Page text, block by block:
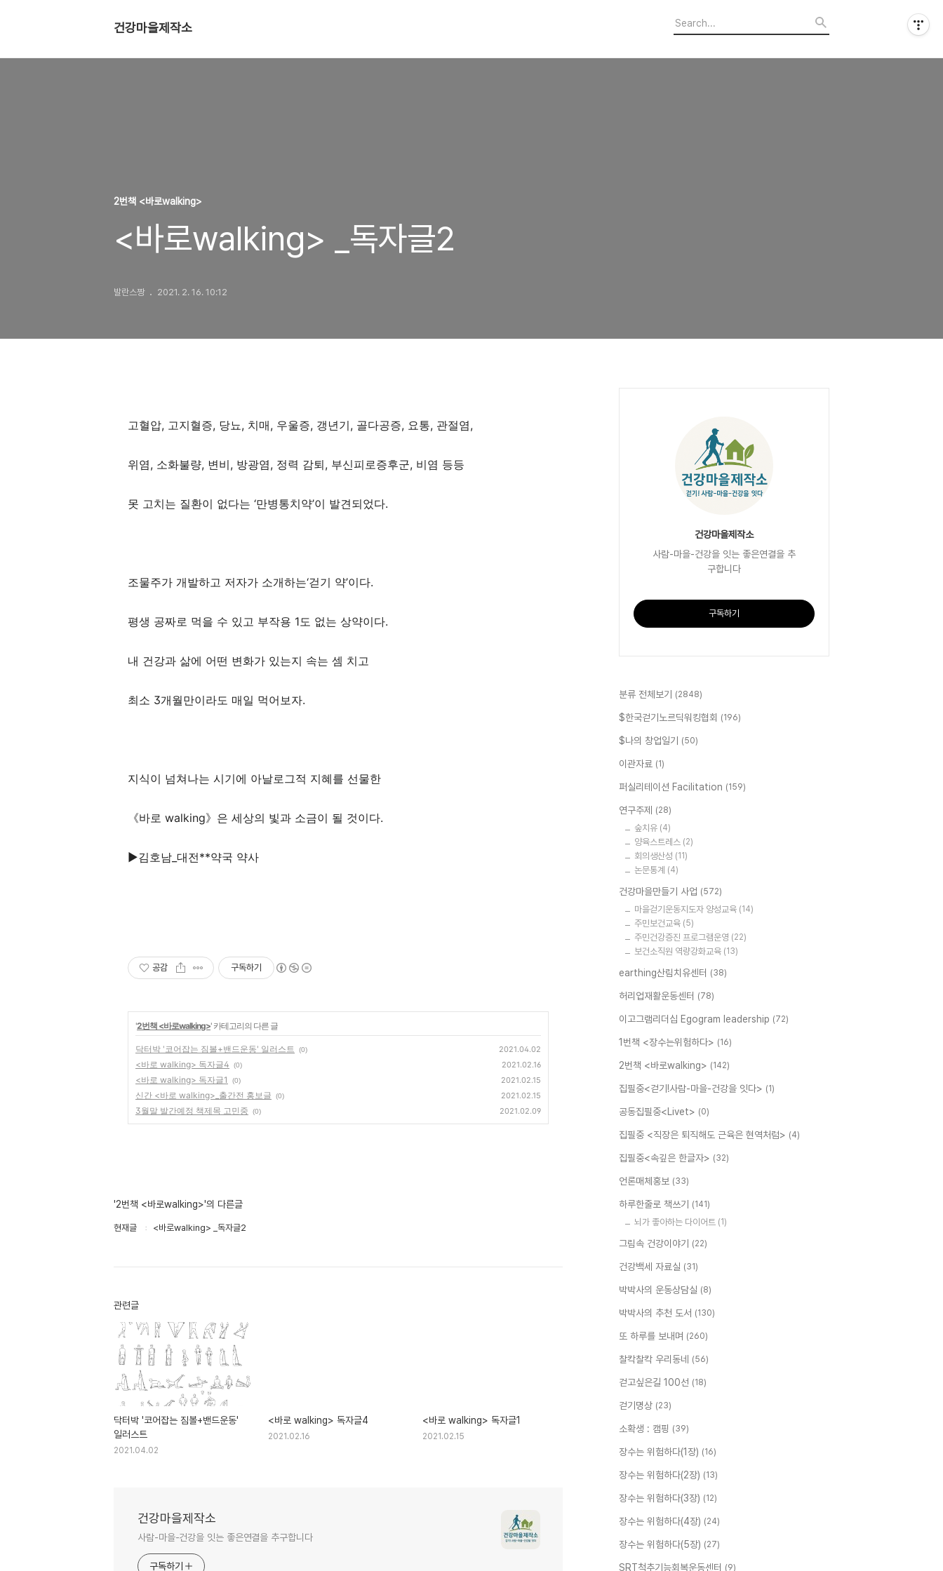
건강마을제작소
2번책 <바로walking>
<바로walking> _독자글2
발란스짱 2021. 2. 16. 10:12
고혈압, 고지혈증, 당뇨, 치매, 우울증, 갱년기, 골다공증, 요통, 관절염,
위염, 소화불량, 변비, 방광염, 정력 감퇴, 부신피로증후군, 비염 등등
못 고치는 질환이 없다는 ‘만병통치약’이 발견되었다.
조물주가 개발하고 저자가 소개하는‘걷기 약’이다.
평생 공짜로 먹을 수 있고 부작용 1도 없는 상약이다.
내 건강과 삶에 어떤 변화가 있는지 속는 셈 치고
최소 3개월만이라도 매일 먹어보자.
지식이 넘쳐나는 시기에 아날로그적 지혜를 선물한
《바로 walking》 은 세상의 빛과 소금이 될 것이다.
▶김호남 대전**약국 약사
공감 구독하기
'2번책 <바로walking>' 카테고리의 다른 글
닥터박 '코어잡는 짐볼+밴드운동' 일러스트 (0) 2021.04.02
<바로 walking> 독자글4 (0) 2021.02.16
<바로 walking> 독자글1 (0) 2021.02.15
신간 <바로 walking>_출간전 홍보글 (0) 2021.02.15
3월말 발간예정 책제목 고민중 (0) 2021.02.09
'2번책 <바로walking>'의 다른글
현재글 <바로walking> _독자글2
관련글
닥터박 '코어잡는 짐볼+밴드운동'
일러스트
2021.04.02
<바로 walking> 독자글4
2021.02.16
<바로 walking> 독자글1
2021.02.15
건강마을제작소
사람-마을-건강을 잇는 좋은연결을 추구합니다
구독하기
건강마을제작소
사람-마을-건강을 잇는 좋은연결을 추
구합니다
구독하기
분류 전체보기 (2848)
$한국걷기노르딕워킹협회 (196)
$나의 창업일기 (50)
이관자료 (1)
퍼실리테이션 Facilitation (159)
연구주제 (28)
숲치유 (4)
양육스트레스 (2)
회의생산성 (11)
논문통계 (4)
건강마을만들기 사업 (572)
마을걷기운동지도자 양성교육 (14)
주민보건교육 (5)
주민건강증진 프로그램운영 (22)
보건소직원 역량강화교육 (13)
earthing산림치유센터 (38)
허리업재활운동센터 (78)
이고그램리더십 Egogram leadership (72)
1번책 <장수는위험하다> (16)
2번책 <바로walking> (142)
집필중<걷기!사람-마을-건강을 잇다> (1)
공동집필중<Livet> (0)
집필중 <직장은 퇴직해도 근육은 현역처럼> (4)
집필중<속깊은 한글자> (32)
언론매체홍보 (33)
하루한줄로 책쓰기 (141)
뇌가 좋아하는 다이어트 (1)
그림속 건강이야기 (22)
건강백세 자료실 (31)
박박사의 운동상담실 (8)
박박사의 추천 도서 (130)
또 하루를 보내며 (260)
찰칵찰칵 우리동네 (56)
걷고싶은길 100선 (18)
걷기명상 (23)
소확생 : 캠핑 (39)
장수는 위험하다(1장) (16)
장수는 위험하다(2장) (13)
장수는 위험하다(3장) (12)
장수는 위험하다(4장) (24)
장수는 위험하다(5장) (27)
SRT척추기능회복운동센터 (9)